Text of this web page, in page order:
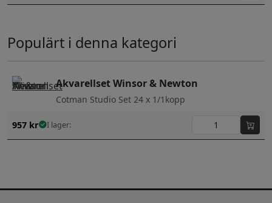
Populärt i denna kategori
Akvarellset Winsor & Newton
Cotman Studio Set 24 x 1/1kopp
957 kr I lager: